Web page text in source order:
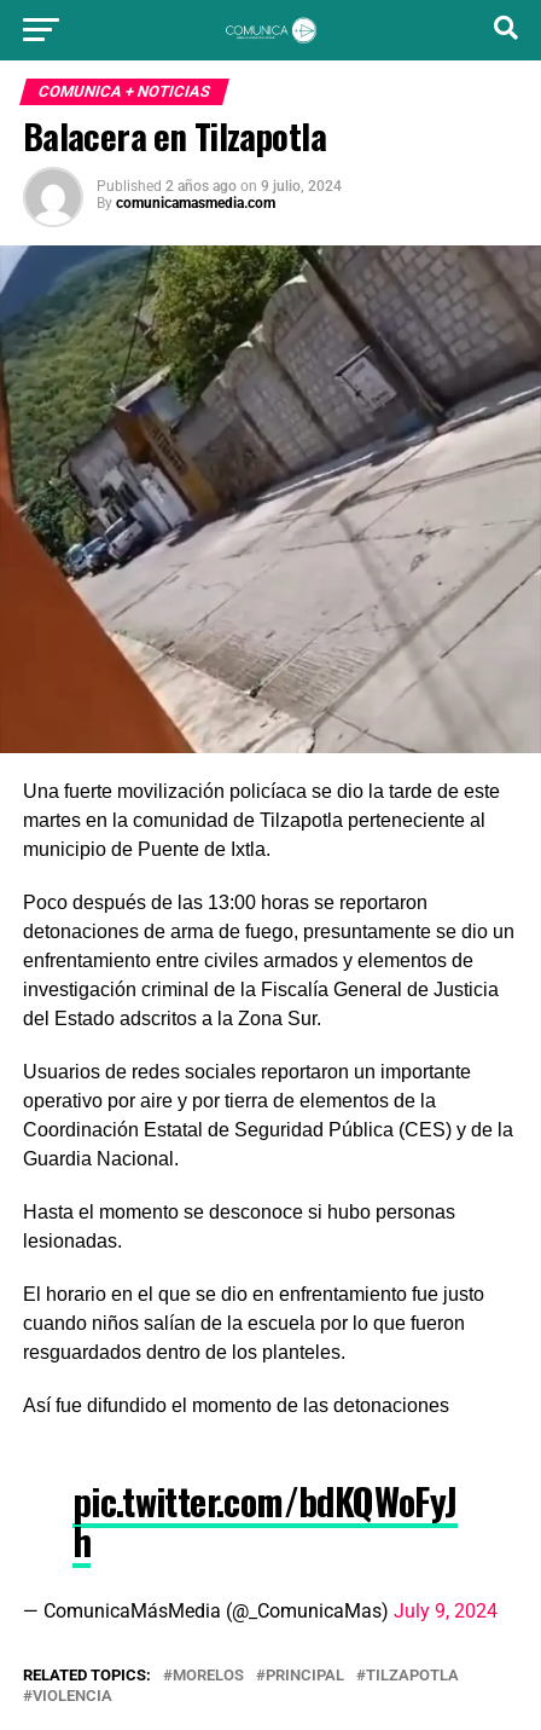
COMUNICA + NOTICIAS
Balacera en Tilzapotla
Published 2 años ago on 9 julio, 2024
By comunicamasmedia.com
Una fuerte movilización policíaca se dio la tarde de este
martes en la comunidad de Tilzapotla perteneciente al
municipio de Puente de Ixtla.
Poco después de las 13:00 horas se reportaron
detonaciones de arma de fuego, presuntamente se dio un
enfrentamiento entre civiles armados y elementos de
investigación criminal de la Fiscalía General de Justicia
del Estado adscritos a la Zona Sur.
Usuarios de redes sociales reportaron un importante
operativo por aire y por tierra de elementos de la
Coordinación Estatal de Seguridad Pública (CES) y de la
Guardia Nacional.
Hasta el momento se desconoce si hubo personas
lesionadas.
El horario en el que se dio en enfrentamiento fue justo
cuando niños salían de la escuela por lo que fueron
resguardados dentro de los planteles.
Así fue difundido el momento de las detonaciones
pic.twitter.com/bdKQWoFyJ
h
— ComunicaMásMedia (@_ComunicaMas) July 9, 2024
RELATED TOPICS: MORELOS PRINCIPAL
TILZAPOTLA
VIOLENCIA